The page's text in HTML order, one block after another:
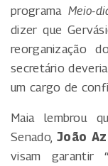
programaMeio-
dizer que
reorganização
secretário
um cargo de
Maia lembrou
Senado, João
visam garantir